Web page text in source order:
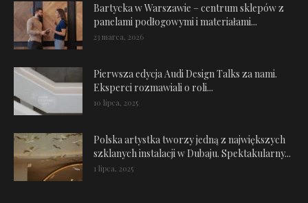
Bartycka w Warszawie – centrum sklepów z
panelami podłogowymi i materiałami...
23 marca, 2026
Pierwsza edycja Audi Design Talks za nami.
Eksperci rozmawiali o roli...
10 lipca, 2025
Polska artystka tworzy jedną z największych
szklanych instalacji w Dubaju. Spektakularny...
1 lipca, 2025